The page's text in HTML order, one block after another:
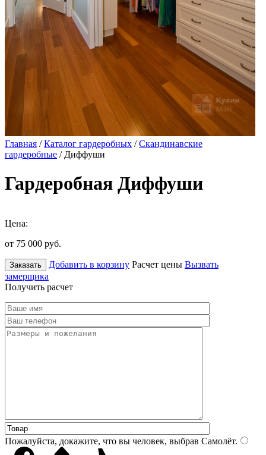
Главная /Каталог гардеробных /Скандинавские
гардеробные / Диффуши
Гардеробная Диффуши
Цена:
от 75 000 руб.
Заказать Добавить в корзину Расчет цены Вызвать
замерщика
Получить расчет
Пожалуйста, докажите, что вы человек, выбрав Самолёт.